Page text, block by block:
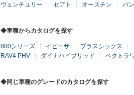
ヴェンチュリー
セアト オースチン パ
◆車種からカタログを探す
800シリーズ イビーザ プラスシックス
RAV4 PHV
ダイナハイブリッド ベクトラ
◆同じ車種のグレードのカタログを探す